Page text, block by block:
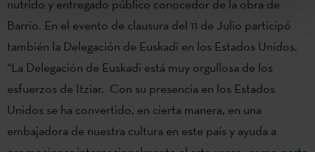
nutrido y entregado público conocedor de la obra de
Barrio. En el evento de clausura del 11 de Julio participó
también la Delegación de Euskadi en los Estados Unidos.
“La Delegación de Euskadi está muy orgullosa de los
esfuerzos de Itziar. Con su presencia en los Estados
Unidos se ha convertido, en cierta manera, en una
embajadora de nuestra cultura en este país y ayuda a